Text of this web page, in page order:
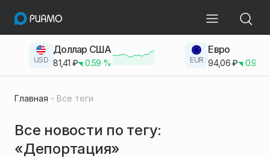
USD
Доллар США
81,41 ₽ 0.59 % EUR
Евро
94,06₽ 0.93
Главная Все теги
Все новости по тегу:
«Депортация»